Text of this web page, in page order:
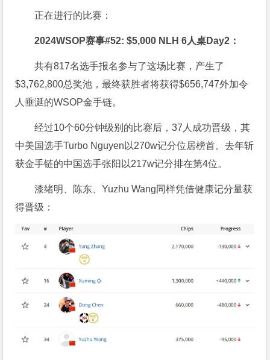
正在进行的比赛：
2024WSOP赛事#52: $5,000 NLH 6人桌Day2：
共有817名选手报名参与了这场比赛，产生了
$3,762,800总奖池，最终获胜者将获得$656,747外加令
人垂涎的WSOP金手链。
经过10个60分钟级别的比赛后，37人成功晋级，其
中美国选手Turbo Nguyen以270w记分位居榜首。去年斩
获金手链的中国选手张阳以217w记分排在第4位。
漆绪明、陈东、Yuzhu Wang同样凭借健康记分量获
得晋级：